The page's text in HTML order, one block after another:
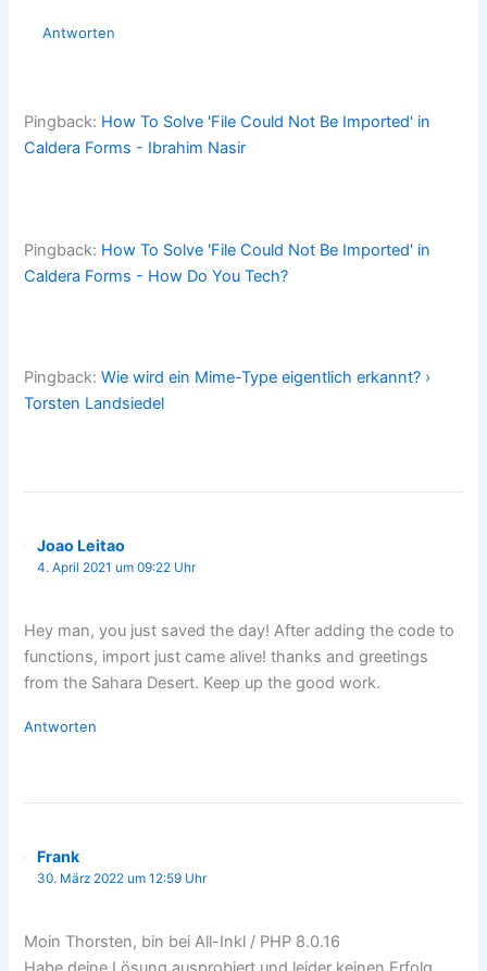
Antworten
Pingback: How To Solve 'File Could Not Be Imported' in
Caldera Forms - Ibrahim Nasir
Pingback: How To Solve 'File Could Not Be Imported' in
Caldera Forms - How Do You Tech?
Pingback:Wie wird ein Mime-Type eigentlich erkannt? ›
Torsten Landsiedel
Joao Leitao
4. April 2021 um 09:22 Uhr
Hey man, you just saved the day! After adding the code to
functions, import just came alive! thanks and greetings
from the Sahara Desert. Keep up the good work.
Antworten
Frank
30. März 2022 um 12:59 Uhr
Moin Thorsten, bin bei All-Inkl / PHP 8.0.16